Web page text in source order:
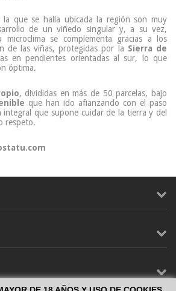
que se halla ubicada la región son muy
de un viñedo singular y, a su vez,
microclima se complementa gracias a los
de las viñas, protegidas por la Sierra de
en pendientes orientadas al sur, lo que
óptima.
, divididas en más de 50 parcelas, bajo
que han ido afianzando con el paso
integral que supone cuidar de la tierra y del
respeto.